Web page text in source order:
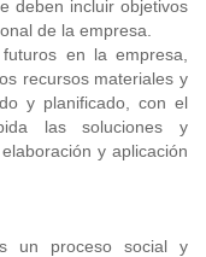
deben incluir objetivos
de la empresa.
en la empresa,
recursos materiales y
y planificado, con el
las soluciones y
y aplicación
un proceso social y